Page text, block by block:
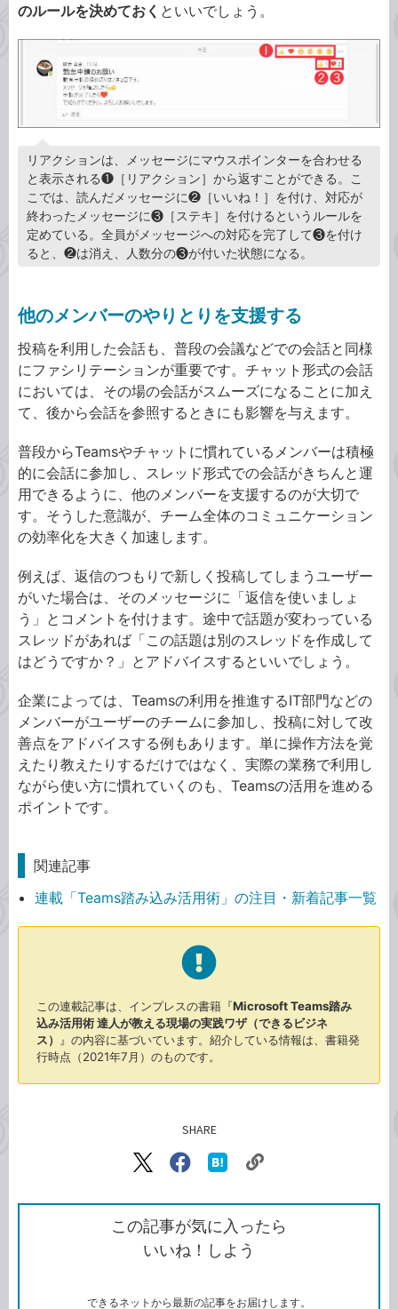
のルールを決めておく といいでしょう。
リアクションは、メッセージにマウスポインターを合わせる
と表示される❶［リアクション］から返すことができる。こ
こでは、読んだメッセージに❷［いいね！］を付け、対応が
終わったメッセージに❸［ステキ］を付けるというルールを
定めている。全員がメッセージへの対応を完了して❸を付け
ると、❷は消え、人数分の❸が付いた状態になる。
他のメンバーのやりとりを支援する
投稿を利用した会話も、普段の会議などでの会話と同様
にファシリテーションが重要です。チャット形式の会話
においては、その場の会話がスムーズになることに加え
て、後から会話を参照するときにも影響を与えます。
普段からTeamsやチャットに慣れているメンバーは積極
的に会話に参加し、スレッド形式での会話がきちんと運
用できるように、他のメンバーを支援するのが大切で
す。そうした意識が、チーム全体のコミュニケーション
の効率化を大きく加速します。
例えば、返信のつもりで新しく投稿してしまうユーザー
がいた場合は、そのメッセージに「返信を使いましょ
う」とコメントを付けます。途中で話題が変わっている
スレッドがあれば「この話題は別のスレッドを作成して
はどうですか？」とアドバイスするといいでしょう。
企業によっては、Teamsの利用を推進するIT部門などの
メンバーがユーザーのチームに参加し、投稿に対して改
善点をアドバイスする例もあります。単に操作方法を覚
えたり教えたりするだけではなく、実際の業務で利用し
ながら使い方に慣れていくのも、Teamsの活用を進める
ポイントです。
関連記事
連載「Teams踏み込み活用術」の注目・新着記事一覧
この連載記事は、インプレスの書籍『Microsoft Teams踏み
込み活用術 達人が教える現場の実践ワザ（できるビジネ
ス） 』の内容に基づいています。紹介している情報は、書籍発
行時点（2021年7月）のものです。
SHARE
X（旧
で
シ
ェ
ア
Facebook
シ
ェ
ア
な
ブ
ッ
ク
ク
ク
を
コ
この記事が気に入ったら
いいね！しよう
できるネットから最新の記事をお届けします。